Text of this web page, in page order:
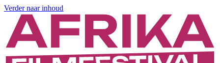
Verder naar inhoud